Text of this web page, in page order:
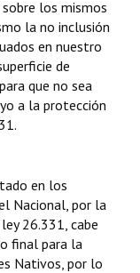
los mismos
la no inclusión
en nuestro
de
que no sea
a la protección
en los
Nacional, por la
26.331, cabe
final para la
Nativos, por lo